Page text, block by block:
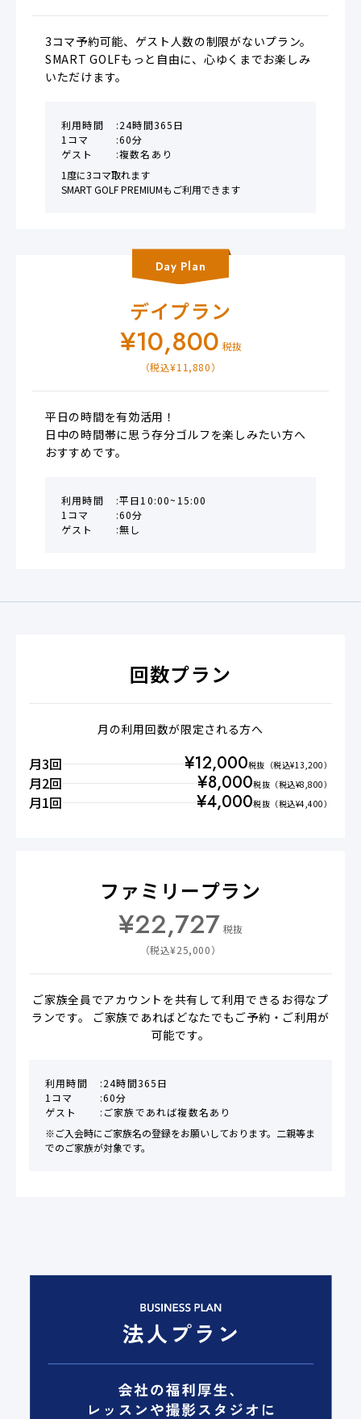
3コマ予約可能、ゲスト人数の制限がないプラン。
SMART GOLFもっと自由に、心ゆくまでお楽しみ
いただけます。
利用時間
24時間365日
1コマ
60分
ゲスト
複数名あり
1度に3コマ取れます
SMART GOLF PREMIUMもご利用できます
Day Plan
デイプラン
¥10,800 税抜
（税込¥11,880）
平日の時間を有効活用！
日中の時間帯に思う存分ゴルフを楽しみたい方へ
おすすめです。
利用時間
平日10:00~15:00
1コマ
60分
ゲスト
無し
回数プラン
月の利用回数が限定される方へ
月3回 ¥12,000税抜 （税込¥13,200）
月2回 ¥8,000税抜 （税込¥8,800）
月1回 ¥4,000税抜 （税込¥4,400）
ファミリープラン
¥22,727 税抜
（税込¥25,000）
ご家族全員でアカウントを共有して利用できるお得なプ
ランです。 ご家族であればどなたでもご予約・ご利用が
可能です。
利用時間
24時間365日
1コマ
60分
ゲスト
ご家族であれば複数名あり
※ご入会時にご家族名の登録をお願いしております。二親等ま
でのご家族が対象です。